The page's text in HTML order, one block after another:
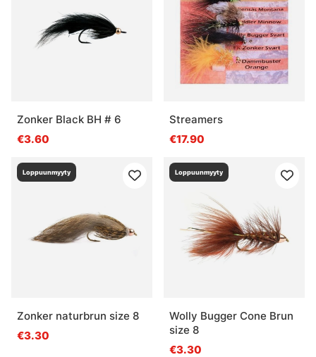
Zonker Black BH # 6
€3.60
Streamers
€17.90
Loppuunmyyty
Zonker naturbrun size 8
€3.30
Loppuunmyyty
Wolly Bugger Cone Brun
size 8
€3.30